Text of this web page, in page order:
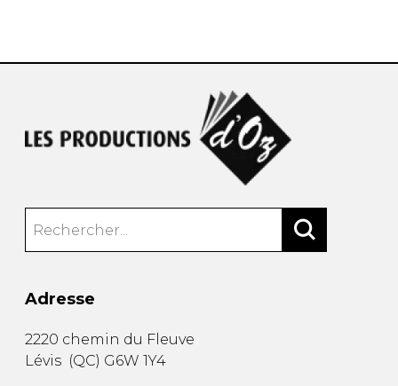
Adresse
2220 chemin du Fleuve
Lévis (QC) G6W 1Y4